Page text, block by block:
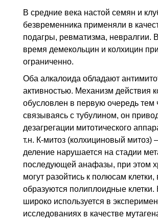
В средние века настой семян и
безвременника применяли в
подагры, ревматизма, невралгии.
время демекольцин и колхицин
ограниченно.
Оба алкалоида обладают
активностью. Механизм действия
обусловлен в первую очередь тем
связываясь с тубулином, он
дезагрегации митотического
т.н. К-митоз (колхициновый митоз)
деление нарушается на стадии
последующей анафазы, при этом
могут разойтись к полюсам клетки,
образуются полиплоидные клетки.
широко используется в
исследованиях в качестве